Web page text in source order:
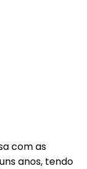
com as
anos, tendo